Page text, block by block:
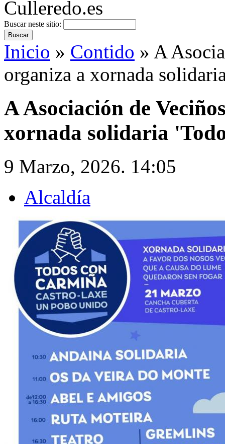
Buscar neste sitio:
Inicio » Contido » A
organiza a xornada
A Asociación de
xornada solidaria
9 Marzo, 2026. 14:05
Alcaldía